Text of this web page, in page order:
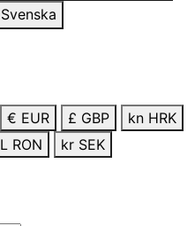
Svenska
€ EUR £ GBP
kn HRK
L RON
kr SEK